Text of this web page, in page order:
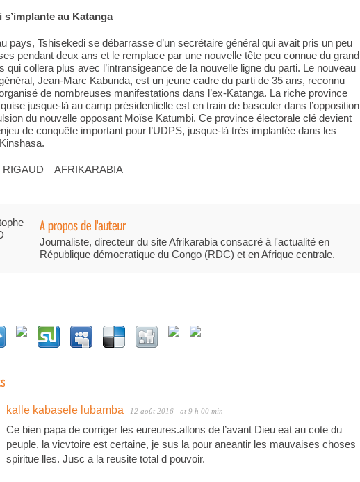
s’implante au Katanga
pays, Tshisekedi se débarrasse d’un secrétaire général qui avait pris un peu
pendant deux ans et le remplace par une nouvelle tête peu connue du grand
qui collera plus avec l’intransigeance de la nouvelle ligne du parti. Le nouveau
Jean-Marc Kabunda, est un jeune cadre du parti de 35 ans, reconnu
de nombreuses manifestations dans l’ex-Katanga. La riche province
jusque-là au camp présidentielle est en train de basculer dans l’opposition
du nouvelle opposant Moïse Katumbi. Ce province électorale clé devient
de conquête important pour l’UDPS, jusque-là très implantée dans les
RIGAUD – AFRIKARABIA
Journaliste, directeur du site Afrikarabia consacré à l'actualité en
République démocratique du Congo (RDC) et en Afrique centrale.
kalle kabasele lubamba 12 août 2016 at 9 h 00 min
Ce bien papa de corriger les eureures.allons de l’avant Dieu eat au cote du
peuple, la vicvtoire est certaine, je sus la pour aneantir les mauvaises choses
spiritue lles. Jusc a la reusite total d pouvoir.